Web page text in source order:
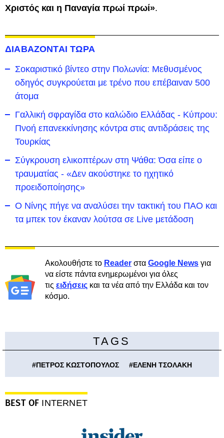
Χριστός και η Παναγία πρωί πρωί».
ΔΙΑΒΑΖΟΝΤΑΙ ΤΩΡΑ
Σοκαριστικό βίντεο στην Πολωνία: Μεθυσμένος
οδηγός συγκρούεται με τρένο που επέβαιναν 500
άτομα
Γαλλική σφραγίδα στο καλώδιο Ελλάδας - Κύπρου:
Πνοή επανεκκίνησης κόντρα στις αντιδράσεις της
Τουρκίας
Σύγκρουση ελικοπτέρων στη Ψάθα: Όσα είπε ο
τραυματίας - «Δεν ακούστηκε το ηχητικό
προειδοποίησης»
Ο Νίνης πήγε να αναλύσει την τακτική του ΠΑΟ και
τα μπεκ τον έκαναν λούτσα σε Live μετάδοση
Ακολουθήστε το Reader στα Google News για
να είστε πάντα ενημερωμένοι για όλες
τις ειδήσεις και τα νέα από την Ελλάδα και τον
κόσμο.
TAGS
#ΠΕΤΡΟΣ ΚΩΣΤΟΠΟΥΛΟΣ #ΕΛΕΝΗ ΤΣΟΛΑΚΗ
BEST OF INTERNET